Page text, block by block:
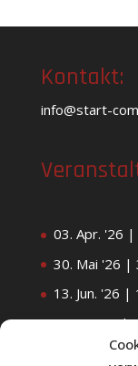
Kontakt:
info@start-
03. Apr. '26
30. Mai '26 |
13. Jun. '26 |
25. & 26.
06. Sep. '26